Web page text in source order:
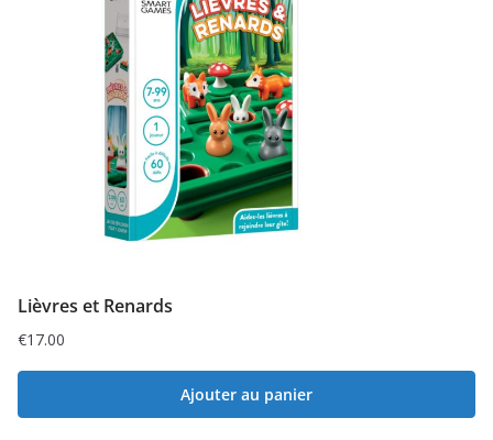
Lièvres et Renards
€17.00
Ajouter au panier